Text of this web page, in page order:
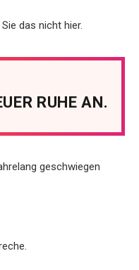
das nicht hier.
RUHE AN.
geschwiegen